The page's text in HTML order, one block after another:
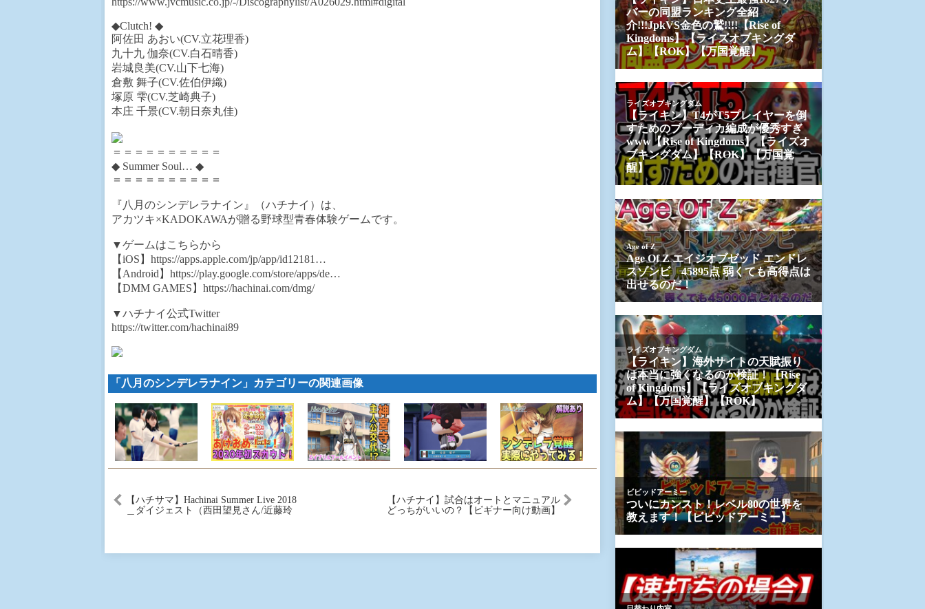
◆Clutch! ◆
阿佐田 あおい(CV.立花理香)
九十九 伽奈(CV.白石晴香)
岩城良美(CV.山下七海)
倉敷 舞子(CV.佐伯伊織)
塚原 雫(CV.芝崎典子)
本庄 千景(CV.朝日奈丸佳)
＝＝＝＝＝＝＝＝＝＝
◆ Summer Soul… ◆
＝＝＝＝＝＝＝＝＝＝
『八月のシンデレラナイン』（ハチナイ）は、
アカツキ×KADOKAWAが贈る野球型青春体験ゲームです。
▼ゲームはこちらから
【iOS】https://apps.apple.com/jp/app/id12181…
【Android】https://play.google.com/store/apps/de…
【DMM GAMES】https://hachinai.com/dmg/
▼ハチナイ公式Twitter
https://twitter.com/hachinai89
「八月のシンデレラナイン」カテゴリーの関連画像
【ハチサマ】Hachinai Summer Live 2018
＿ダイジェスト（西田望見さん/近藤玲
【ハチナイ】試合はオートとマニュアル
どっちがいいの？【ビギナー向け動画】